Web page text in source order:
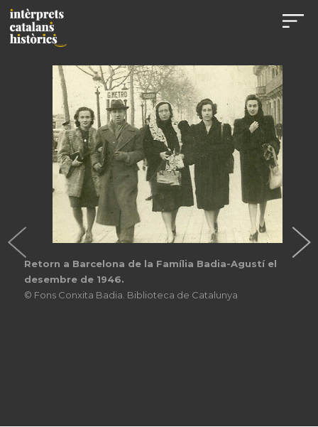
Retorn a Barcelona de la Família Badia-Agustí el
desembre de 1946.
© Fons Conxita Badia. Biblioteca de Catalunya